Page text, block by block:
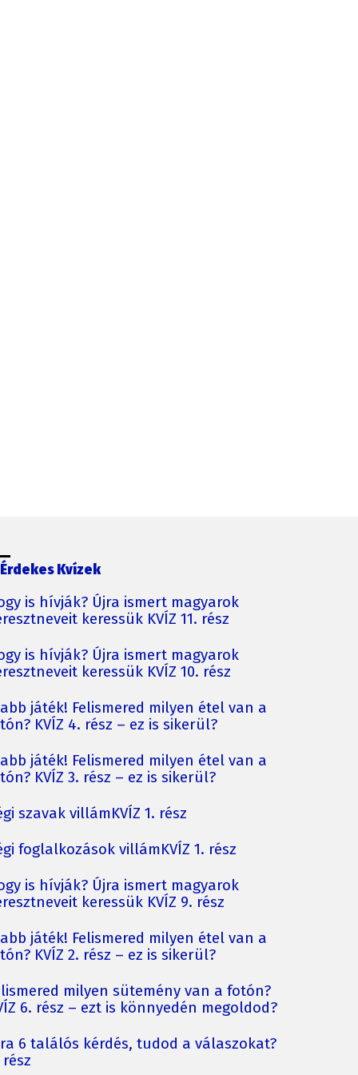
Érdekes Kvízek
is hívják? Újra ismert magyarok
keressük KVÍZ 11. rész
is hívják? Újra ismert magyarok
keressük KVÍZ 10. rész
játék! Felismered milyen étel van a
KVÍZ 4. rész – ez is sikerül?
játék! Felismered milyen étel van a
KVÍZ 3. rész – ez is sikerül?
szavak villámKVÍZ 1. rész
foglalkozások villámKVÍZ 1. rész
is hívják? Újra ismert magyarok
keressük KVÍZ 9. rész
játék! Felismered milyen étel van a
KVÍZ 2. rész – ez is sikerül?
milyen sütemény van a fotón?
6. rész – ezt is könnyedén megoldod?
6 találós kérdés, tudod a válaszokat?